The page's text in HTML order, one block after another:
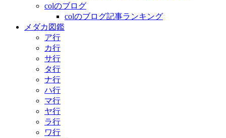
colのブログ
colのブログ記事ランキング
メダカ図鑑
ア行
カ行
サ行
タ行
ナ行
ハ行
マ行
ヤ行
ラ行
ワ行